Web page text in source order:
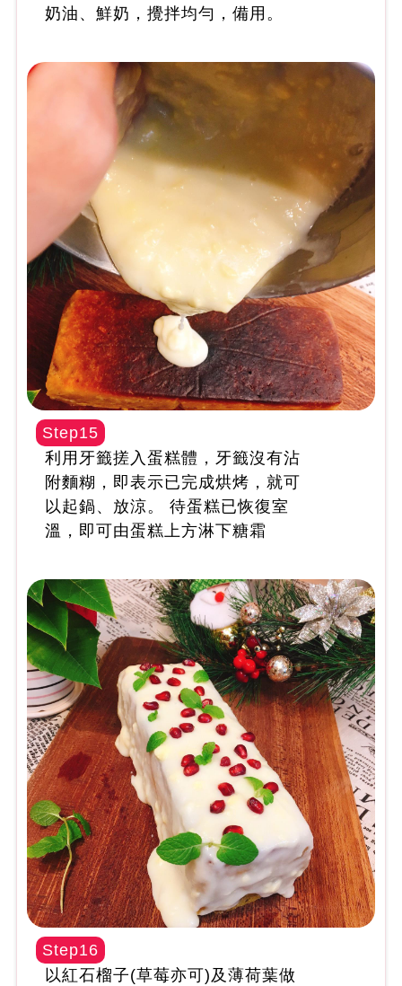
奶油、鮮奶，攪拌均勻，備用。
Step15
利用牙籤搓入蛋糕體，牙籤沒有沾
附麵糊，即表示已完成烘烤，就可
以起鍋、放涼。 待蛋糕已恢復室
溫，即可由蛋糕上方淋下糖霜
Step16
以紅石榴子(草莓亦可)及薄荷葉做